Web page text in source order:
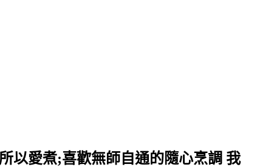
以愛煮;喜歡無師自通的隨心烹調 我